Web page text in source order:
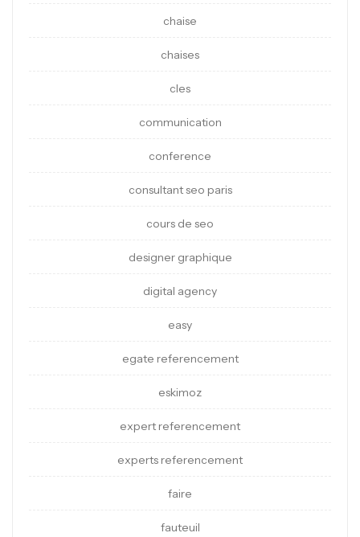
chaise
chaises
cles
communication
conference
consultant seo paris
cours de seo
designer graphique
digital agency
easy
egate referencement
eskimoz
expert referencement
experts referencement
faire
fauteuil